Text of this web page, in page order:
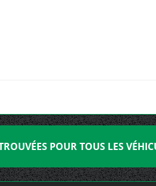
POUR TOUS LES